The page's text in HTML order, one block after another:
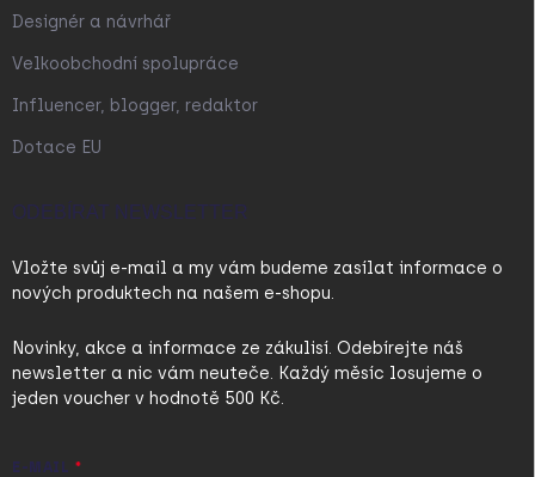
Designér a návrhář
Velkoobchodní spolupráce
Influencer, blogger, redaktor
Dotace EU
ODEBÍRAT NEWSLETTER
Vložte svůj e-mail a my vám budeme zasílat informace o
nových produktech na našem e-shopu.
Novinky, akce a informace ze zákulisí. Odebírejte náš
newsletter a nic vám neuteče. Každý měsíc losujeme o
jeden voucher v hodnotě 500 Kč.
E-MAIL